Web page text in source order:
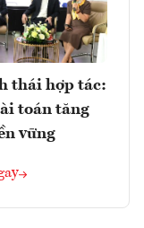
thái hợp tác:
toán tăng
vững